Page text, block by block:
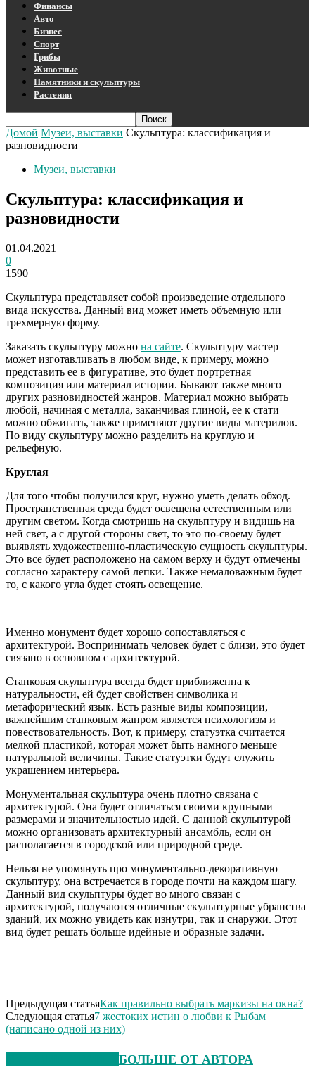
Финансы
Авто
Бизнес
Спорт
Грибы
Животные
Памятники и скульптуры
Растения
Домой Музеи, выставки Скульптура: классификация и
разновидности
Музеи, выставки
Скульптура: классификация и
разновидности
01.04.2021
0
1590
Скульптура представляет собой произведение отдельного
вида искусства. Данный вид может иметь объемную или
трехмерную форму.
Заказать скульптуру можно на сайте. Скульптуру мастер
может изготавливать в любом виде, к примеру, можно
представить ее в фигуративе, это будет портретная
композиция или материал истории. Бывают также много
других разновидностей жанров. Материал можно выбрать
любой, начиная с металла, заканчивая глиной, ее к стати
можно обжигать, также применяют другие виды материлов.
По виду скульптуру можно разделить на круглую и
рельефную.
Круглая
Для того чтобы получился круг, нужно уметь делать обход.
Пространственная среда будет освещена естественным или
другим светом. Когда смотришь на скульптуру и видишь на
ней свет, а с другой стороны свет, то это по-своему будет
выявлять художественно-пластическую сущность скульптуры.
Это все будет расположено на самом верху и будут отмечены
согласно характеру самой лепки. Также немаловажным будет
то, с какого угла будет стоять освещение.
Именно монумент будет хорошо сопоставляться с
архитектурой. Воспринимать человек будет с близи, это будет
связано в основном с архитектурой.
Станковая скульптура всегда будет приближенна к
натуральности, ей будет свойствен символика и
метафорический язык. Есть разные виды композиции,
важнейшим станковым жанром является психологизм и
повествовательность. Вот, к примеру, статуэтка считается
мелкой пластикой, которая может быть намного меньше
натуральной величины. Такие статуэтки будут служить
украшением интерьера.
Монументальная скульптура очень плотно связана с
архитектурой. Она будет отличаться своими крупными
размерами и значительностью идей. С данной скульптурой
можно организовать архитектурный ансамбль, если он
располагается в городской или природной среде.
Нельзя не упомянуть про монументально-декоративную
скульптуру, она встречается в городе почти на каждом шагу.
Данный вид скульптуры будет во много связан с
архитектурой, получаются отличные скульптурные убранства
зданий, их можно увидеть как изнутри, так и снаружи. Этот
вид будет решать больше идейные и образные задачи.
Предыдущая статьяКак правильно выбрать маркизы на окна?
Следующая статья7 жестоких истин о любви к Рыбам
(написано одной из них)
БОЛЬШЕ ОТ АВТОРА